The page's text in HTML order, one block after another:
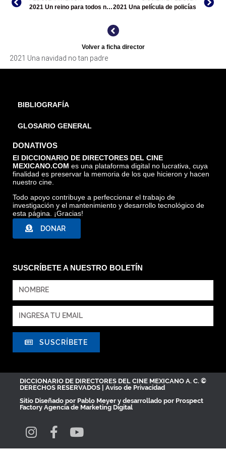
2021 Un reino para todos nosotros2021 Una película de policías
Volver a ficha director
2021 Una navidad no tan padre
BIBLIOGRAFÍA
GLOSARIO GENERAL
DONATIVOS
El DICCIONARIO DE DIRECTORES DEL CINE
MEXICANO.COM es una plataforma digital no lucrativa, cuya
finalidad es preservar la memoria de los que hicieron y hacen
nuestro cine.
Todo apoyo contribuye a perfeccionar el trabajo de
investigación y el mantenimiento y desarrollo tecnológico de
esta página. ¡Gracias!
DONAR
SUSCRÍBETE A NUESTRO BOLETÍN
SUSCRÍBETE
DICCIONARIO DE DIRECTORES DEL CINE MEXICANO A. C. ©
DERECHOS RESERVADOS | Aviso de Privacidad
Sitio Diseñado por Pablo Meyer y desarrollado por Prospect
Factory Agencia de Marketing Digital